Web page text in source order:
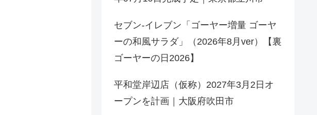
セブン-イレブン「ゴーヤー増量 ゴーヤ
ーの和風サラダ」（2026年8月ver）【裏
ゴーヤーの日2026】
平和堂岸辺店（仮称）2027年3月2日オ
ープンを計画｜大阪府吹田市